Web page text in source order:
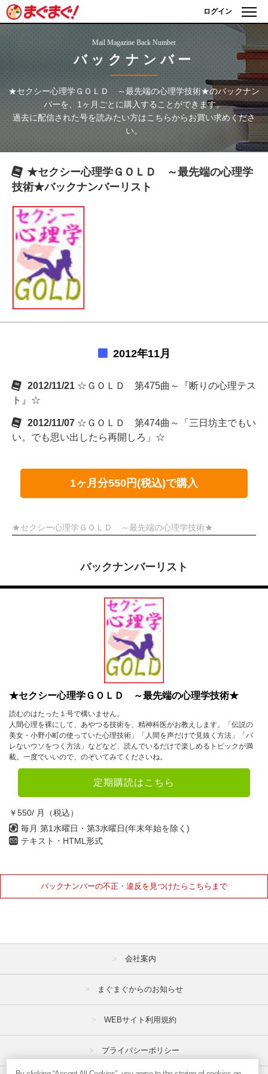
ログイン
Mail Magazine Back Number
バックナンバー
★セクシー心理学ＧＯＬＤ ～最先端の心理学技術★のバックナン
バーを、1ヶ月ごとに購入することができます。
過去に配信された号を読みたい方はこちらからお買い求めくださ
い。
★セクシー心理学ＧＯＬＤ ～最先端の心理学
技術★バックナンバーリスト
2012年11月
2012/11/21 ☆ＧＯＬＤ 第475曲～『断りの心理テス
ト』☆
2012/11/07 ☆ＧＯＬＤ 第474曲～「三日坊主でもい
い。でも思い出したら再開しろ」☆
1ヶ月分550円(税込)で購入
★セクシー心理学ＧＯＬＤ ～最先端の心理学技術★
バックナンバーリスト
★セクシー心理学ＧＯＬＤ ～最先端の心理学技術★
読むのはたった１号で構いません。
人間心理を裸にして、あやつる技術を、精神科医がお教えします。「伝説の
美女・小野小町の使っていた心理技術」「人間を声だけで見抜く方法」「バ
レないウソをつく方法」などなど、読んでいるだけで楽しめるトピックが満
載。一度でいいので、のぞいてみてくださいね。
定期購読はこちら
￥550/ 月（税込）
毎月 第1水曜日・第3水曜日(年末年始を除く)
テキスト・HTML形式
バックナンバーの不正・違反を見つけたらこちらまで
会社案内
まぐまぐからのお知らせ
WEBサイト利用規約
プライバシーポリシー